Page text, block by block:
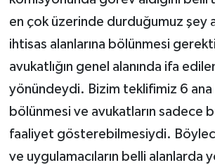
en çok üzerinde durduğumuz şey
ihtisas alanlarına bölünmesi
avukatlığın genel alanında ifa
yönündeydi. Bizim teklifimiz 6 ana
bölünmesi ve avukatların sadece
faaliyet gösterebilmesiydi.
ve uygulamacıların belli alanlarda